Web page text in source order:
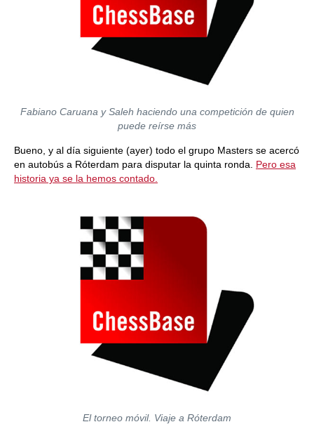
Fabiano Caruana y Saleh haciendo una competición de quien
puede reírse más
Bueno, y al día siguiente (ayer) todo el grupo Masters se acercó
en autobús a Róterdam para disputar la quinta ronda. Pero esa
historia ya se la hemos contado.
El torneo móvil. Viaje a Róterdam